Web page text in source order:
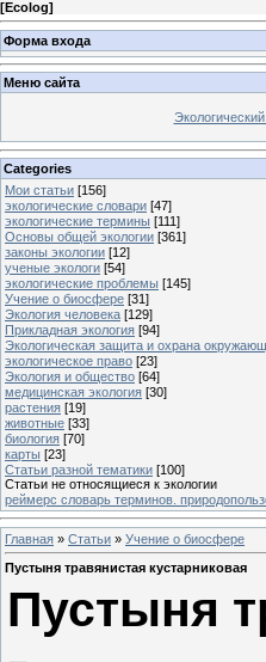
[Ecolog]
Форма входа
Меню сайта
Categories
Мои статьи [156]
экологические словари [47]
экологические термины [111]
Основы общей экологии [361]
законы экологии [12]
ученые экологи [54]
экологические проблемы [145]
Учение о биосфере [31]
Экология человека [129]
Прикладная экология [94]
Экологическая защита и охрана
экологическое право [23]
Экология и общество [64]
медицинская экология [30]
растения [19]
животные [33]
биология [70]
карты [23]
Статьи разной тематики [100]
Статьи не относящиеся к экологии
реймерс словарь терминов.
Главная » Статьи » Учение о биосфере
Пустыня травянистая кустарниковая
Пустыня